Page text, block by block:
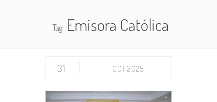
Tag:Emisora Católica
31 OCT 2025